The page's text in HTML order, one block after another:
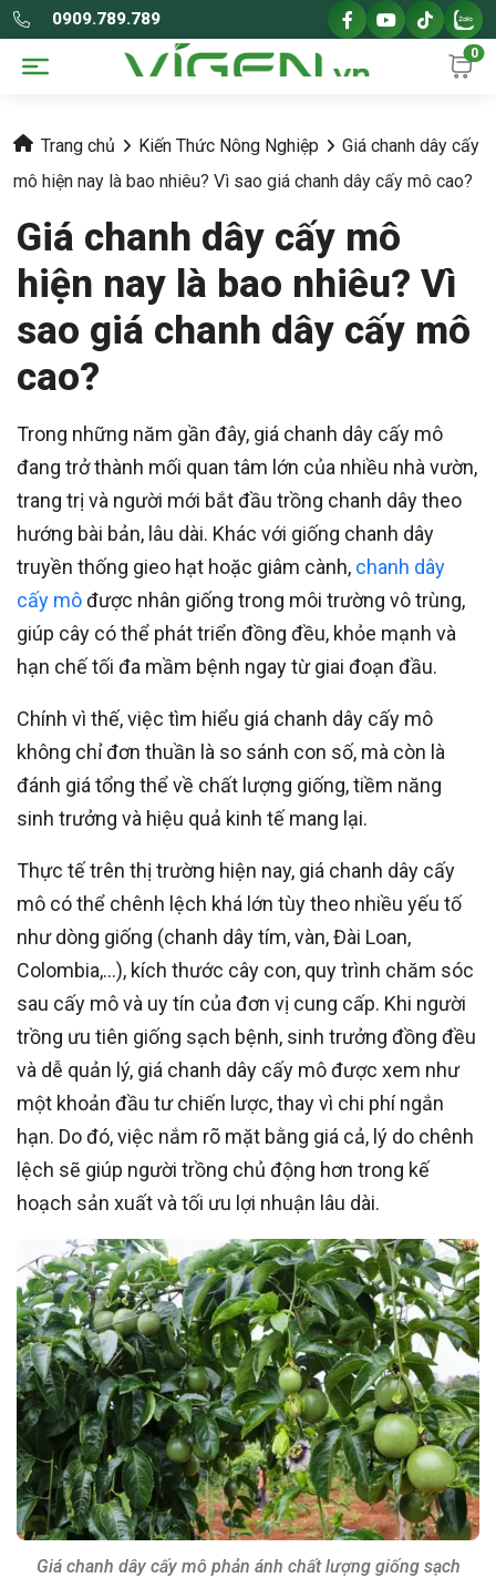
0909.789.789
0
Trang chủ Kiến Thức Nông Nghiệp
Giá chanh dây cấy
mô hiện nay là bao nhiêu? Vì sao giá chanh dây cấy mô cao?
Giá chanh dây cấy mô
hiện nay là bao nhiêu? Vì
sao giá chanh dây cấy mô
cao?
Trong những năm gần đây, giá chanh dây cấy mô
đang trở thành mối quan tâm lớn của nhiều nhà vườn,
trang trị và người mới bắt đầu trồng chanh dây theo
hướng bài bản, lâu dài. Khác với giống chanh dây
truyền thống gieo hạt hoặc giâm cành, chanh dây
cấy môđược nhân giống trong môi trường vô trùng,
giúp cây có thể phát triển đồng đều, khỏe mạnh và
hạn chế tối đa mầm bệnh ngay từ giai đoạn đầu.
Chính vì thế, việc tìm hiểu giá chanh dây cấy mô
không chỉ đơn thuần là so sánh con số, mà còn là
đánh giá tổng thể về chất lượng giống, tiềm năng
sinh trưởng và hiệu quả kinh tế mang lại.
Thực tế trên thị trường hiện nay, giá chanh dây cấy
mô có thể chênh lệch khá lớn tùy theo nhiều yếu tố
như dòng giống (chanh dây tím, vàn, Đài Loan,
Colombia,…), kích thước cây con, quy trình chăm sóc
sau cấy mô và uy tín của đơn vị cung cấp. Khi người
trồng ưu tiên giống sạch bệnh, sinh trưởng đồng đều
và dễ quản lý, giá chanh dây cấy mô được xem như
một khoản đầu tư chiến lược, thay vì chi phí ngắn
hạn. Do đó, việc nắm rõ mặt bằng giá cả, lý do chênh
lệch sẽ giúp người trồng chủ động hơn trong kế
hoạch sản xuất và tối ưu lợi nhuận lâu dài.
Giá chanh dây cấy mô phản ánh chất lượng giống sạch